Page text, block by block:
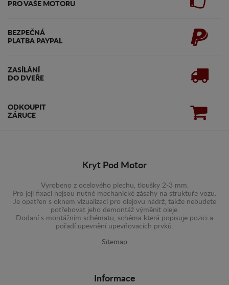
PRO VAŠE MOTORU
BEZPEČNÁ
PLATBA PAYPAL
ZASÍLÁNÍ
DO DVEŘE
ODKOUPIT
ZÁRUCE
Kryt Pod Motor
Vyrobeno z ocelového plechu, tloušky 2-3 mm.
Pro její fixaci nejsou nutné mechanické zásahy na struktuře vozu.
Je opatřen s oknem vizualizací pro olejovu nádrž, takže nebudete
potřebovat jeho demontáž výměnit oleje.
Dodaní s montážním schématu, schéma která popisuje pozici a
pořadí upevnění upevňovacích prvků.
Sitemap
Informace